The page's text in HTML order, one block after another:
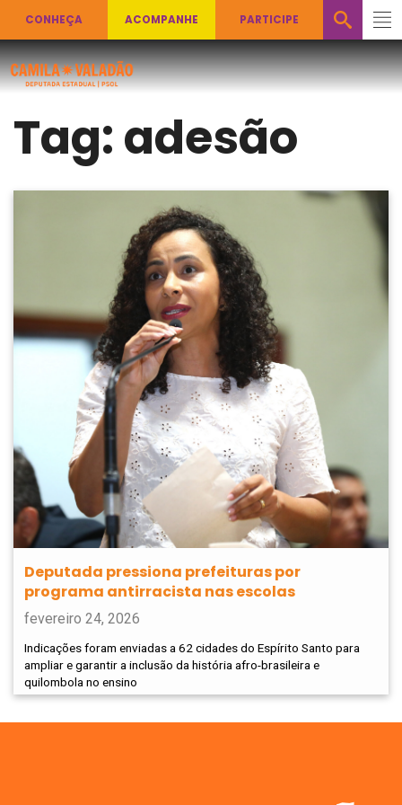
CONHEÇA ACOMPANHE PARTICIPE
Tag:adesão
Deputada pressiona prefeituras por
programa antirracista nas escolas
fevereiro 24, 2026
Indicações foram enviadas a 62 cidades do Espírito Santo para
ampliar e garantir a inclusão da história afro-brasileira e
quilombola no ensino